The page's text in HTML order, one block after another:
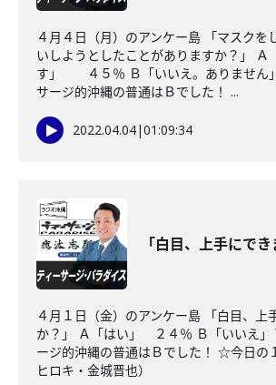
４月４日（月）のアンケー島 「マスクを
いしようとしたことがありますか？」 Ａ
す」 ４５％ Ｂ「いいえ。ありません
サージ的沖縄の普通はＢでした！ ...
2022.04.04|01:09:34
「白目、上手にでき
４月１日（金）のアンケー島 「白目、上
か？」 Ａ「はい」 ２４％ Ｂ「いいえ」
ージ的沖縄の普通はＢでした！ ☆今日の
ヒロキ・金城晋也）